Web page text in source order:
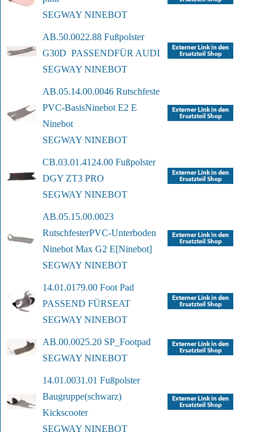
SEGWAY NINEBOT
AB.50.0022.88 Fußpolster
G30D  PASSEND
SEGWAY NINEBOT
AB.05.14.00.0046 Rutschfeste
PVC-BasisNinebot E2 E
Ninebot
SEGWAY NINEBOT
CB.03.01.4124.00 Fußpolster
DGY ZT3 PRO
SEGWAY NINEBOT
AB.05.15.00.0023
RutschfesterPVC-Unterboden
Ninebot Max G2 E[Ninebot]
SEGWAY NINEBOT
14.01.0179.00 Foot Pad
PASSEND FÜRSEAT
SEGWAY NINEBOT
AB.00.0025.20 SP_Footpad
SEGWAY NINEBOT
14.01.0031.01 Fußpolster
Baugruppe(schwarz)
Kickscooter
SEGWAY NINEBOT